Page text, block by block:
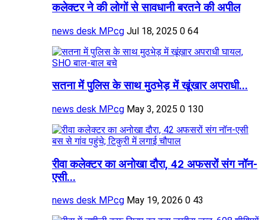
कलेक्टर ने की लोगों से सावधानी बरतने की अपील
news desk MPcg Jul 18, 2025 0 64
सतना में पुलिस के साथ मुठभेड़ में खूंखार अपराधी...
news desk MPcg May 3, 2025 0 130
रीवा कलेक्टर का अनोखा दौरा, 42 अफसरों संग नॉन-
एसी...
news desk MPcg May 19, 2026 0 43